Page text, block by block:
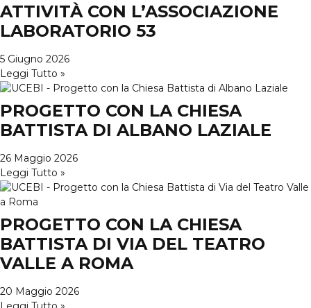
ATTIVITÀ CON L’ASSOCIAZIONE
LABORATORIO 53
5 Giugno 2026
Leggi Tutto »
PROGETTO CON LA CHIESA
BATTISTA DI ALBANO LAZIALE
26 Maggio 2026
Leggi Tutto »
PROGETTO CON LA CHIESA
BATTISTA DI VIA DEL TEATRO
VALLE A ROMA
20 Maggio 2026